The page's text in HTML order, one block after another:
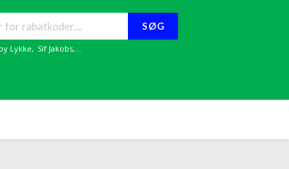
SØG
Lykke, Sif Jakobs,...